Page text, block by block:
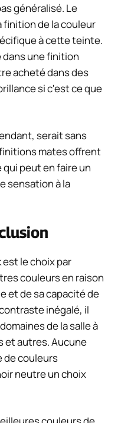
généralisé. Le
de la couleur
à cette teinte.
une finition
acheté dans des
si c'est ce que
serait sans
mates offrent
peut en faire un
sensation à la
est le choix par
couleurs en raison
et de sa capacité de
inégalé, il
de la salle à
et autres. Aucune
de couleurs
neutre un choix